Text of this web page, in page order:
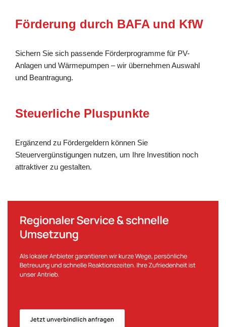
Förderung durch BAFA und KfW
Sichern Sie sich passende Förderprogramme für PV-
Anlagen und Wärmepumpen – wir übernehmen Auswahl
und Beantragung.
Steuerliche Pluspunkte
Ergänzend zu Fördergeldern können Sie
Steuervergünstigungen nutzen, um Ihre Investition noch
attraktiver zu gestalten.